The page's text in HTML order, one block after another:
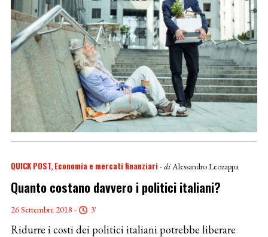
QUICK POST Economia e mercati finanziari - diAlessandro Leozappa
Quanto costano davvero i politici italiani?
26 Settembre 2018 - 3'
Ridurre i costi dei politici italiani potrebbe liberare